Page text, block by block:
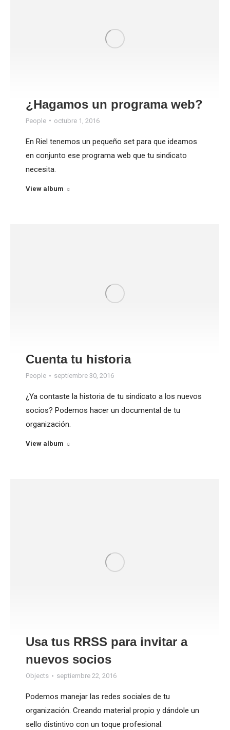
¿Hagamos un programa web?
People octubre 1, 2016
En Riel tenemos un pequeño set para que ideamos
en conjunto ese programa web que tu sindicato
necesita.
View album
Cuenta tu historia
People septiembre 30, 2016
¿Ya contaste la historia de tu sindicato a los nuevos
socios? Podemos hacer un documental de tu
organización.
View album
Usa tus RRSS para invitar a
nuevos socios
Objects septiembre 22, 2016
Podemos manejar las redes sociales de tu
organización. Creando material propio y dándole un
sello distintivo con un toque profesional.